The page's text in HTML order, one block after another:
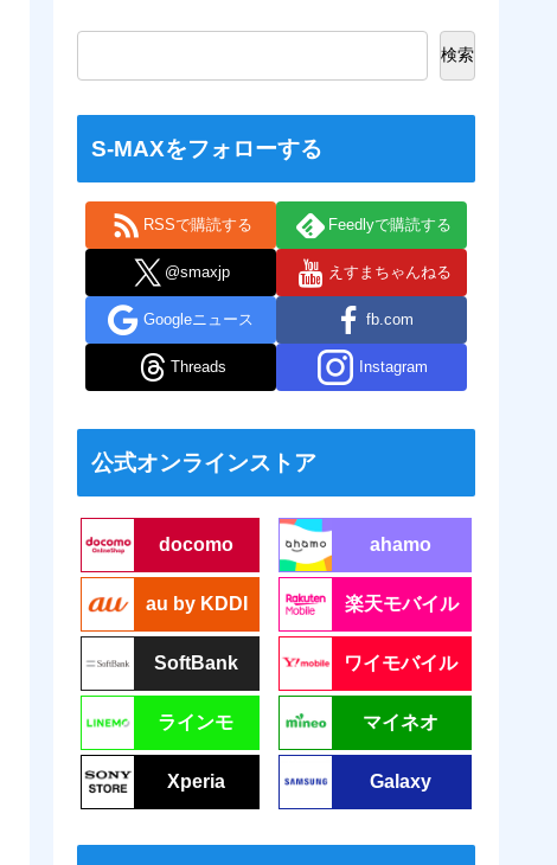
検索
S-MAXをフォローする
RSSで購読する Feedlyで購読する
@smaxjp えすまちゃんねる
Googleニュース fb.com
Threads Instagram
公式オンラインストア
docomo ahamo
au by KDDI 楽天モバイル
SoftBank ワイモバイル
ラインモ マイネオ
Xperia Galaxy